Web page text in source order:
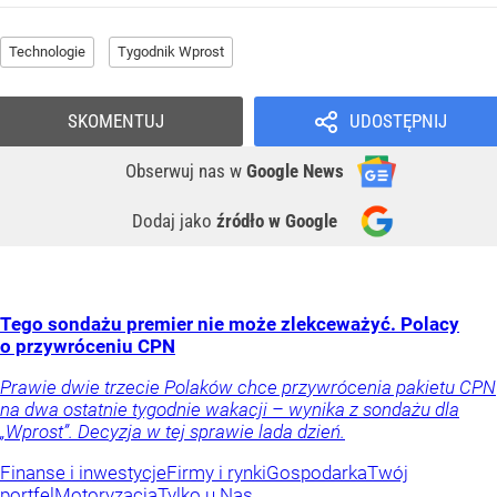
Technologie Tygodnik Wprost
UDOSTĘPNIJ
Obserwuj nas w Google News
Dodaj jako źródło w Google
SKOMENTUJ
Tego sondażu premier nie może zlekceważyć. Polacy
o przywróceniu CPN
Prawie dwie trzecie Polaków chce przywrócenia pakietu CPN
na dwa ostatnie tygodnie wakacji – wynika z sondażu dla
„Wprost”. Decyzja w tej sprawie lada dzień.
Finanse i inwestycjeFirmy i rynkiGospodarkaTwój